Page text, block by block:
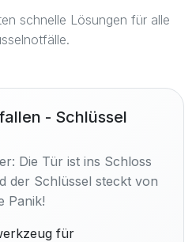
schnelle Lösungen für alle
- Schlüssel
Die Tür ist ins Schloss
der Schlüssel steckt von
Panik!
für